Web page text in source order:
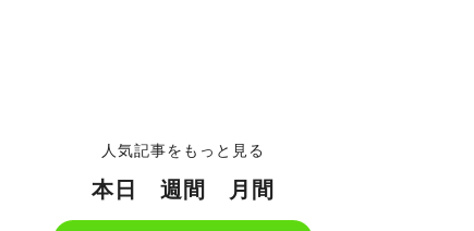
人気記事をもっと見る
本日 週間 月間